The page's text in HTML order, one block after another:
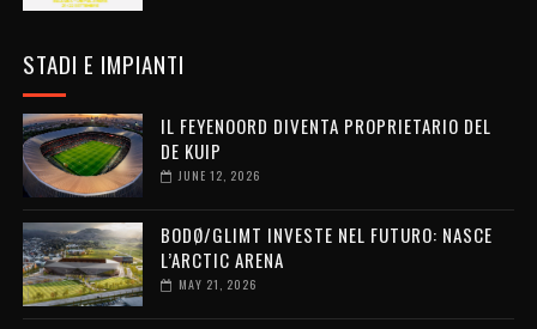
STADI E IMPIANTI
IL FEYENOORD DIVENTA PROPRIETARIO DEL
DE KUIP
JUNE 12, 2026
BODØ/GLIMT INVESTE NEL FUTURO: NASCE
L’ARCTIC ARENA
MAY 21, 2026